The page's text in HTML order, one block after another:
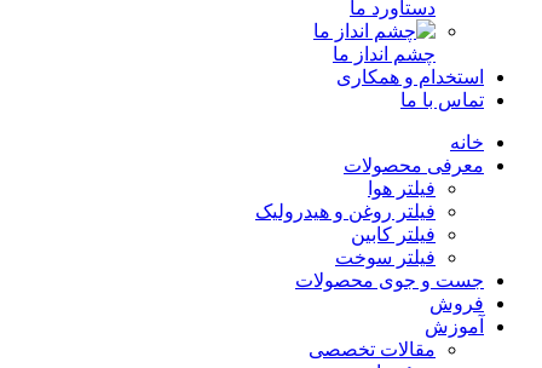
دستاورد ما
چشم انداز ما
استخدام و همکاری
تماس با ما
خانه
معرفی محصولات
فیلتر هوا
فیلتر روغن و هیدرولیک
فیلتر کابین
فیلتر سوخت
جست و جوی محصولات
فروش
آموزش
مقالات تخصصی